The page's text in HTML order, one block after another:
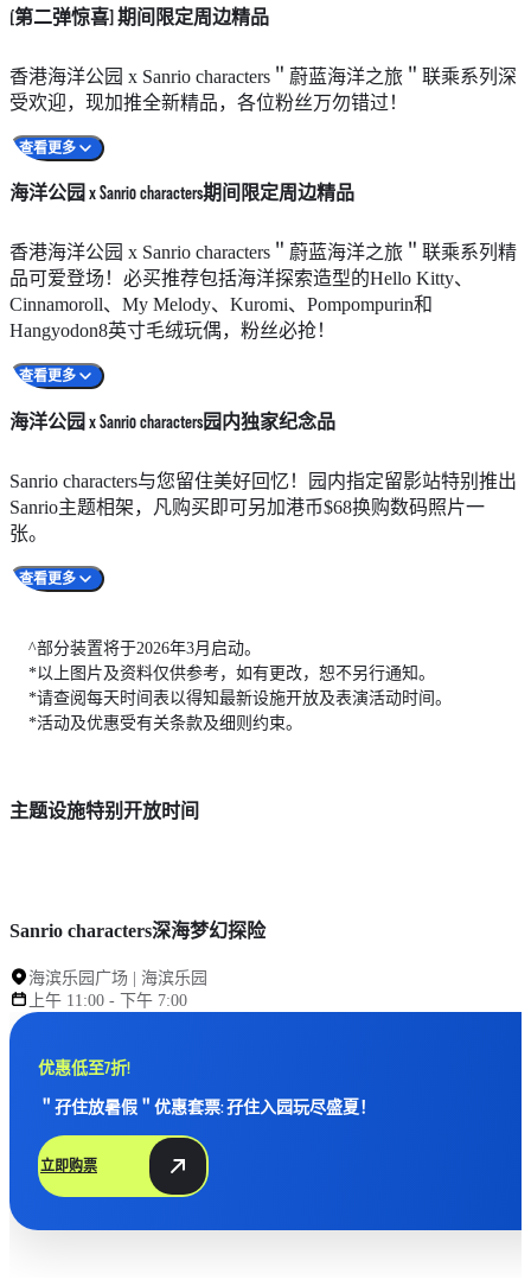
[第二弹惊喜] 期间限定周边精品
香港海洋公园 x Sanrio characters＂蔚蓝海洋之旅＂联乘系列深
受欢迎，现加推全新精品，各位粉丝万勿错过！
查看更多
一家大小必买集齐Hello Kitty、Cinnamoroll、My Melody、
Kuromi、Pompompurin和Hangyodon印花的成人和儿童T恤，为
您和小朋友的亲子造型可爱加分。香港海洋公园x Sanrio
characters＂蔚蓝海洋之旅＂别注版环保袋、折伞和桌面鼠标垫
登陆园内各个游戏摊位，包括海星主题造型的Cinnamoroll、粉
红贝壳造型的My Melody和蝴蝶结造型的Kuromi毛绒玩偶，快
来挑战赢取大奬9英寸和珍宝奖13英寸玩偶！其他奖品包括香
现凡购买满港币$500游戏摊位现金券，即可获赠Sanrio
海洋公园 x Sanrio characters期间限定周边精品
香港海洋公园 x Sanrio characters＂蔚蓝海洋之旅＂联乘系列精
品可爱登场！必买推荐包括海洋探索造型的Hello Kitty、
Cinnamoroll、My Melody、Kuromi、Pompompurin和
Hangyodon8英寸毛绒玩偶，粉丝必抢！
查看更多
另有4英寸毛绒玩偶钥匙扣版本，配上各自的代表图案饰牌，
让您带着喜爱的包挂投入每刻欢乐。另外有集齐6位Sanrio
characters的环保袋、化妆袋、磁铁贴和不锈钢保温杯也同步推
子出游必备！想参加＂Sanrio characters游园大作战＂，记得购
买游园探险卡盲包，内含随机一款，游戏后可当作纪念品带回
家！各位粉丝快到园内指定纪念品店，选购心仪好物！
香港海洋公园 x Sanrio characters联乘系列奖品也已登陆园内各
文件夹＂（3个），数量有限，送完即止。快来挑战各个游戏
摊位，将奖品统统赢回家！
主题限定精品
地点
日期
由即日起至售完即止
*网店仅供应部分商品。
游戏摊位奖品
地点
海洋公园 x Sanrio characters园内独家纪念品
Sanrio characters与您留住美好回忆！园内指定留影站特别推出
Sanrio主题相架，凡购买即可另加港币$68换购数码照片一
张。
查看更多
Zoda自拍亭则提供多款全新相框，带来＂蔚蓝海洋之旅＂及
My Melody & Kuromi主题设计，快跟闺蜜好友合影打卡！香港
海洋公园更特设压币制作机，让您从8款图案中自选心仪设
^部分装置将于2026年3月启动。
*以上图片及资料仅供参考，如有更改，恕不另行通知。
*请查阅每天时间表以得知最新设施开放及表演活动时间。
*活动及优惠受有关条款及细则约束。
主题设施特别开放时间
Sanrio characters深海梦幻探险
海滨乐园广场 | 海滨乐园
上午 11:00 - 下午 7:00
优惠低至7折!
＂孖住放暑假＂优惠套票: 孖住入园玩尽盛夏！
立即购票